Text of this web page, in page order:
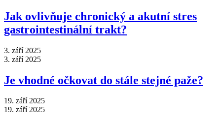
Jak ovlivňuje chronický a akutní stres
gastrointestinální trakt?
3. září 2025
3. září 2025
Je vhodné očkovat do stále stejné paže?
19. září 2025
19. září 2025